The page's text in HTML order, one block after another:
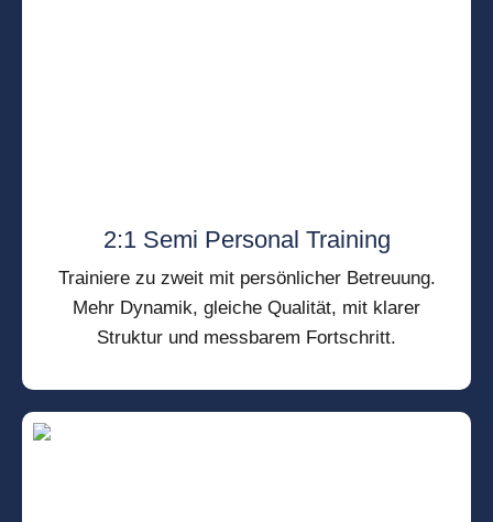
2:1 Semi Personal Training
Trainiere zu zweit mit persönlicher Betreuung.
Mehr Dynamik, gleiche Qualität, mit klarer
Struktur und messbarem Fortschritt.